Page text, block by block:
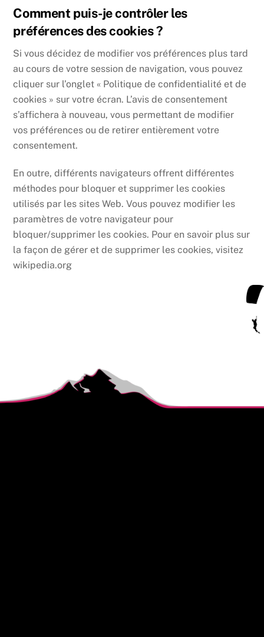
Comment puis-je contrôler les
préférences des cookies ?
Si vous décidez de modifier vos préférences plus tard
au cours de votre session de navigation, vous pouvez
cliquer sur l’onglet « Politique de confidentialité et de
cookies » sur votre écran. L’avis de consentement
s’affichera à nouveau, vous permettant de modifier
vos préférences ou de retirer entièrement votre
consentement.
En outre, différents navigateurs offrent différentes
méthodes pour bloquer et supprimer les cookies
utilisés par les sites Web. Vous pouvez modifier les
paramètres de votre navigateur pour
bloquer/supprimer les cookies. Pour en savoir plus sur
la façon de gérer et de supprimer les cookies, visitez
wikipedia.org